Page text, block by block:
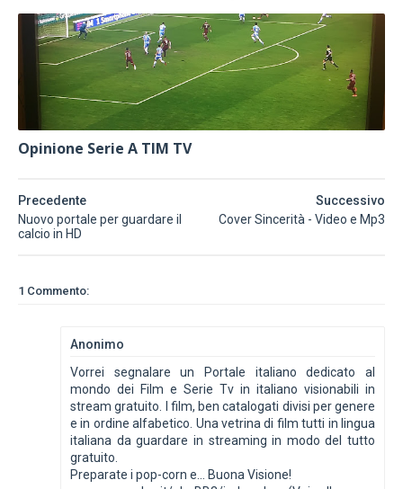
Opinione Serie A TIM TV
Successivo
Cover Sincerità - Video e Mp3
Precedente
Nuovo portale per guardare il
calcio in HD
1 Commento:
Anonimo
Vorrei segnalare un Portale italiano dedicato al
mondo dei Film e Serie Tv in italiano visionabili in
stream gratuito. I film, ben catalogati divisi per genere
e in ordine alfabetico. Una vetrina di film tutti in lingua
italiana da guardare in streaming in modo del tutto
gratuito.
Preparate i pop-corn e... Buona Visione!